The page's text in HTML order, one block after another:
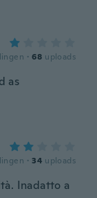
· 68 uploads
as
· 34 uploads
Inadatto a